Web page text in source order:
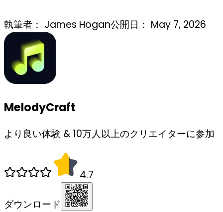
執筆者： James Hogan公開日： May 7, 2026
MelodyCraft
より良い体験 & 10万人以上のクリエイターに参加
4.7
ダウンロード